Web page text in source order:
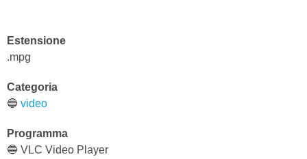
Estensione
.mpg
Categoria
🔵 video
Programma
🔵 VLC Video Player